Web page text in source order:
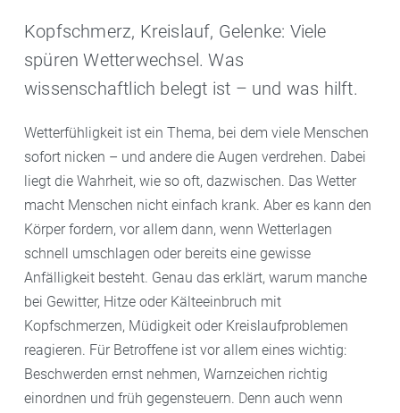
Kopfschmerz, Kreislauf, Gelenke: Viele
spüren Wetterwechsel. Was
wissenschaftlich belegt ist – und was hilft.
Wetterfühligkeit ist ein Thema, bei dem viele Menschen
sofort nicken – und andere die Augen verdrehen. Dabei
liegt die Wahrheit, wie so oft, dazwischen. Das Wetter
macht Menschen nicht einfach krank. Aber es kann den
Körper fordern, vor allem dann, wenn Wetterlagen
schnell umschlagen oder bereits eine gewisse
Anfälligkeit besteht. Genau das erklärt, warum manche
bei Gewitter, Hitze oder Kälteeinbruch mit
Kopfschmerzen, Müdigkeit oder Kreislaufproblemen
reagieren. Für Betroffene ist vor allem eines wichtig:
Beschwerden ernst nehmen, Warnzeichen richtig
einordnen und früh gegensteuern. Denn auch wenn